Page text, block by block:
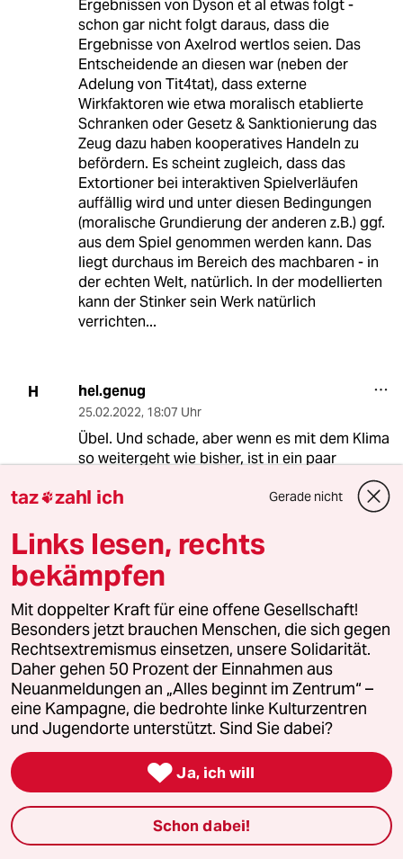
Ergebnissen von Dyson et al etwas folgt -
schon gar nicht folgt daraus, dass die
Ergebnisse von Axelrod wertlos seien. Das
Entscheidende an diesen war (neben der
Adelung von Tit4tat), dass externe
Wirkfaktoren wie etwa moralisch etablierte
Schranken oder Gesetz & Sanktionierung das
Zeug dazu haben kooperatives Handeln zu
befördern. Es scheint zugleich, dass das
Extortioner bei interaktiven Spielverläufen
auffällig wird und unter diesen Bedingungen
(moralische Grundierung der anderen z.B.) ggf.
aus dem Spiel genommen werden kann. Das
liegt durchaus im Bereich des machbaren - in
der echten Welt, natürlich. In der modellierten
kann der Stinker sein Werk natürlich
verrichten...
H hel.genug
25.02.2022, 18:07 Uhr
Übel. Und schade, aber wenn es mit dem Klima
so weitergeht wie bisher, ist in ein paar
auch egal, wie doll sich Kevin und Sergej
Sandkastenaufteilung gestritten haben.
meistkommentiert
1 Krise der Demokratie
AfD-Wählen als Triebabfuhr
2 Streit um Rente mit 63
Passgenauer Populismus
taz zahl ich Gerade nicht
Links lesen, rechts
bekämpfen
Mit doppelter Kraft für eine offene Gesellschaft!
Besonders jetzt brauchen Menschen, die sich gegen
Rechtsextremismus einsetzen, unsere Solidarität.
Daher gehen 50 Prozent der Einnahmen aus
Neuanmeldungen an „Alles beginnt im Zentrum“ –
eine Kampagne, die bedrohte linke Kulturzentren
und Jugendorte unterstützt. Sind Sie dabei?
 Ja, ich will
Schon dabei!